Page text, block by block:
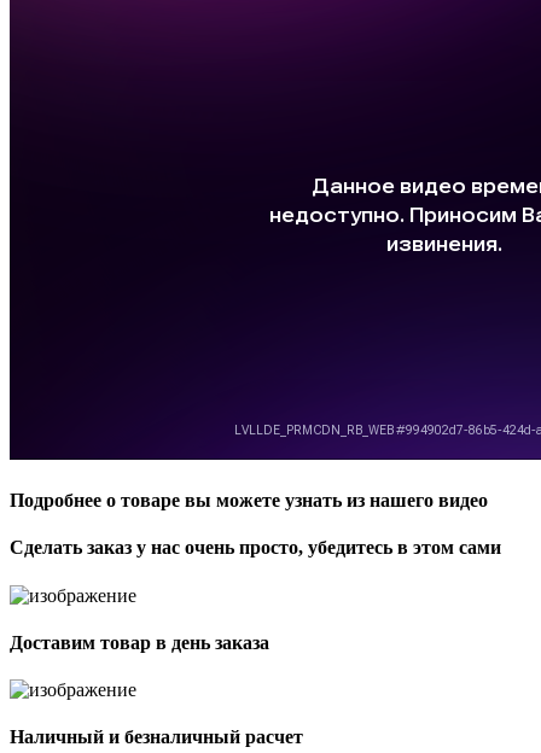
Подробнее о товаре вы можете узнать из нашего видео
Сделать заказ у нас очень просто, убедитесь в этом сами
Доставим товар в день заказа
Наличный и безналичный расчет